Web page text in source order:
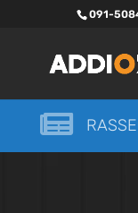
091-
